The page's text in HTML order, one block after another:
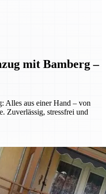
mit Bamberg –
Alles aus einer Hand – von
Zuverlässig, stressfrei und